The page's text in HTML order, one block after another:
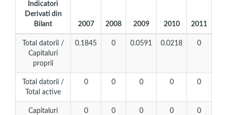
Indicatori
Derivati din
Bilant
2007 2008 2009 2010 2011
Total datorii /
Capitaluri
proprii
0.1845 0 0.0591 0.0218 0
Total datorii /
Total active
0 0 0 0 0
Capitaluri
0 0 0 0 0